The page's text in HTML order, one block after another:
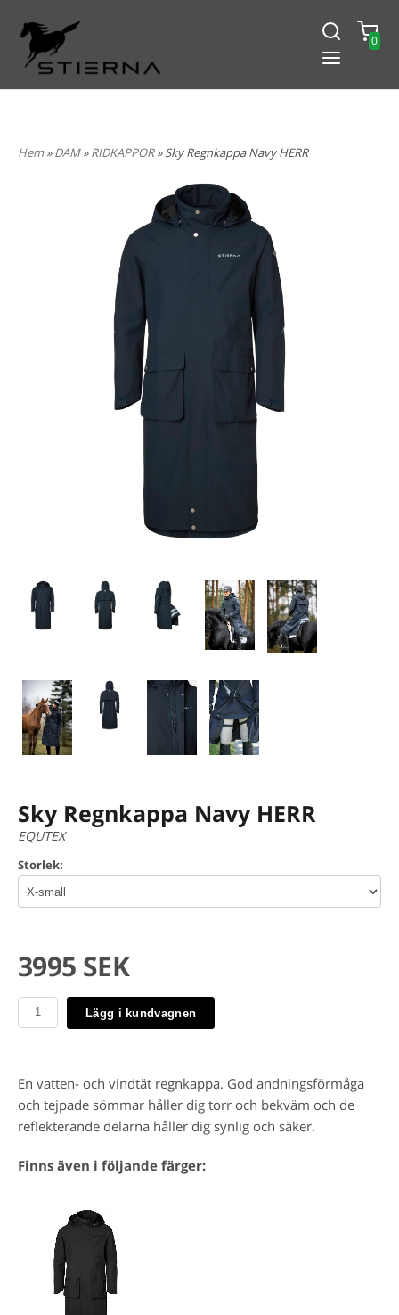
0
Hem»DAM»RIDKAPPOR» Sky Regnkappa Navy HERR
Sky Regnkappa Navy HERR
EQUTEX
Storlek:
3995 SEK
Lägg i kundvagnen
En vatten- och vindtät regnkappa. God andningsförmåga
och tejpade sömmar håller dig torr och bekväm och de
reflekterande delarna håller dig synlig och säker.
Finns även i följande färger: